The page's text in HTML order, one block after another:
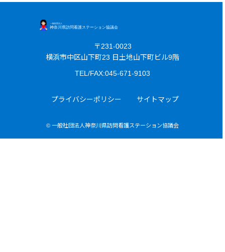
〒231-0023
横浜市中区山下町23 日土地山下町ビル9階
TEL/FAX:045-671-9103
プライバシーポリシー サイトマップ
© 一般社団法人神奈川県訪問看護ステーション協議会